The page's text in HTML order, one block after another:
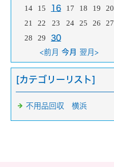
14
15 16 17 18 19
20
21
22 23 24 25 26
27
28
29
30
<前月 今月 翌月>
[カテゴリーリスト]
不用品回収 横浜